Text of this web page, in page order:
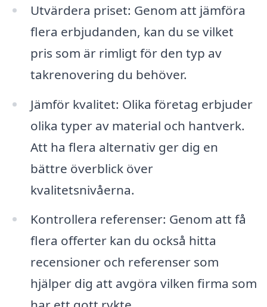
Utvärdera priset: Genom att jämföra
flera erbjudanden, kan du se vilket
pris som är rimligt för den typ av
takrenovering du behöver.
Jämför kvalitet: Olika företag erbjuder
olika typer av material och hantverk.
Att ha flera alternativ ger dig en
bättre överblick över
kvalitetsnivåerna.
Kontrollera referenser: Genom att få
flera offerter kan du också hitta
recensioner och referenser som
hjälper dig att avgöra vilken firma som